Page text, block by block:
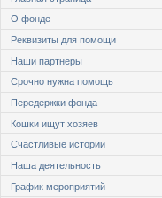
О фонде
Реквизиты для помощи
Наши партнеры
Срочно нужна помощь
Передержки фонда
Кошки ищут хозяев
Счастливые истории
Наша деятельность
График мероприятий